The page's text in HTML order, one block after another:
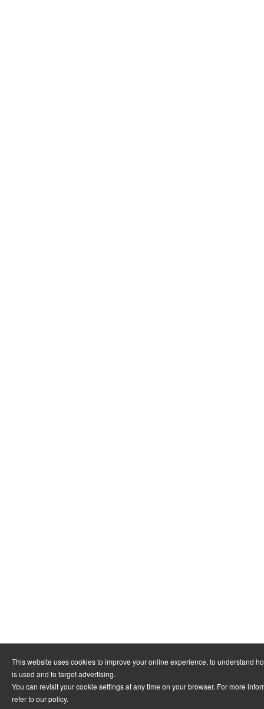
This website uses cookies to improve your online experience, to understand
is used and to target advertising.
You can revisit your cookie settings at any time on your browser. For more
refer to our policy.